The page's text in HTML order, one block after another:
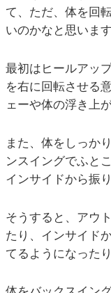
て、ただ、体を回
いのかなと思います
最初はヒールアッ
を右に回転させる
ェーや体の浮き上
また、体をしっか
ンスイングでふと
インサイドから振
そうすると、アウ
たり、インサイド
てるようになった